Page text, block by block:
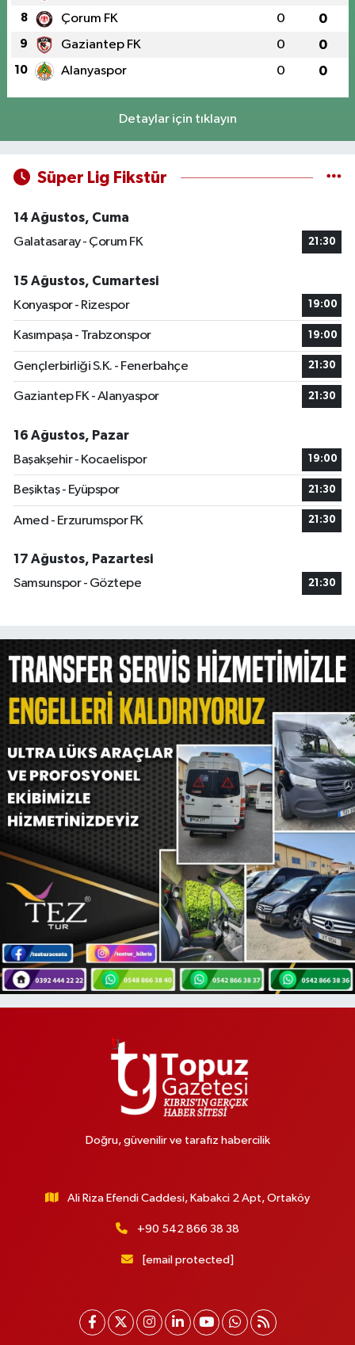
8 Çorum FK 0 0
9 Gaziantep FK 0 0
10 Alanyaspor 0 0
Detaylar için tıklayın
Süper Lig Fikstür
14 Ağustos, Cuma
Galatasaray - Çorum FK
21:30
15 Ağustos, Cumartesi
Konyaspor - Rizespor
19:00
Kasımpaşa - Trabzonspor 19:00
Gençlerbirliği S.K. - Fenerbahçe 21:30
Gaziantep FK - Alanyaspor 21:30
16 Ağustos, Pazar
Başakşehir - Kocaelispor
19:00
Beşiktaş - Eyüpspor 21:30
Amed - Erzurumspor FK 21:30
17 Ağustos, Pazartesi
Samsunspor - Göztepe
21:30
Doğru, güvenilir ve tarafız habercilik
Ali Riza Efendi Caddesi, Kabakci 2 Apt, Ortaköy
+90 542 866 38 38
[email protected]